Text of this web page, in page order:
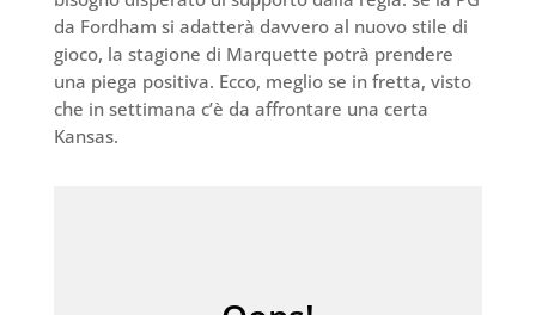
da Fordham si adatterà davvero al nuovo stile di
gioco, la stagione di Marquette potrà prendere
una piega positiva. Ecco, meglio se in fretta, visto
che in settimana c’è da affrontare una certa
Kansas.